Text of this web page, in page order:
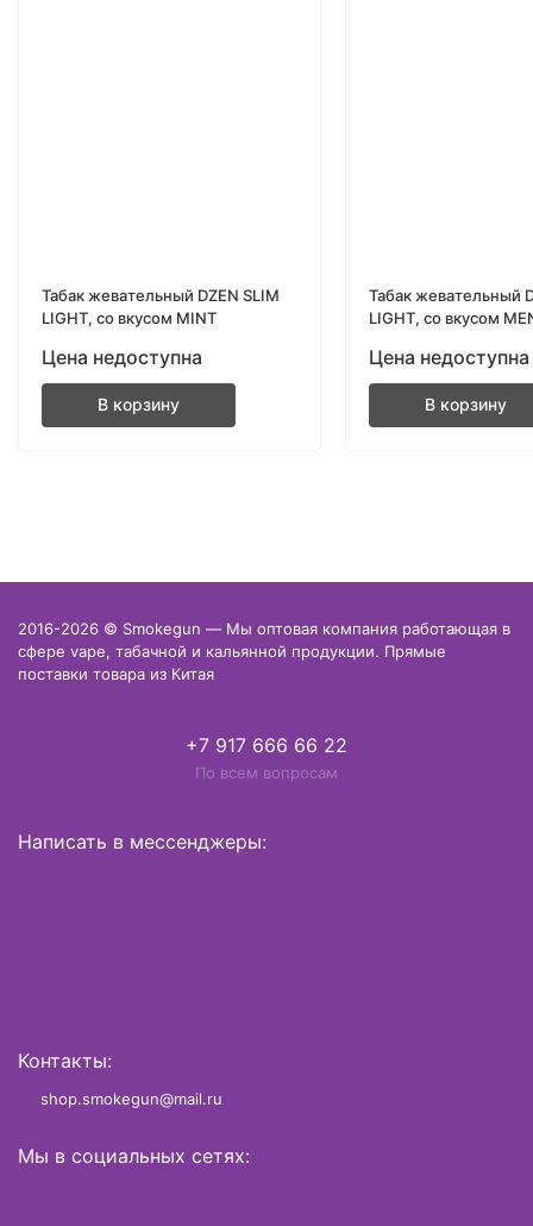
Табак жевательный DZEN SLIM
LIGHT, со вкусом MINT
Цена недоступна
В корзину
Табак жевательный
LIGHT, со вкусом
Цена недоступна
В корзину
2016-2026 © Smokegun — Мы оптовая компания работающая в
сфере vape, табачной и кальянной продукции. Прямые
поставки товара из Китая
+7 917 666 66 22
По всем вопросам
Написать в мессенджеры:
Контакты:
shop.smokegun@mail.ru
Мы в социальных сетях: